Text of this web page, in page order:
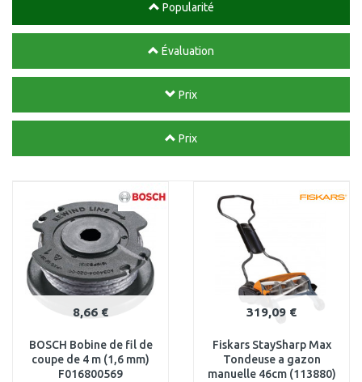
Popularité
Évaluation
Prix
Prix
8,66 €
BOSCH Bobine de fil de
coupe de 4 m (1,6 mm)
F016800569
319,09 €
Fiskars StaySharp Max
Tondeuse a gazon
manuelle 46cm (113880)